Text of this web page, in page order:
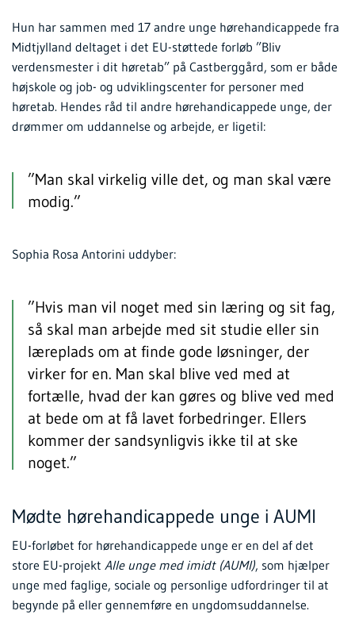
Hun har sammen med 17 andre unge hørehandicappede fra
Midtjylland deltaget i det EU-støttede forløb ”Bliv
verdensmester i dit høretab” på Castberggård, som er både
højskole og job- og udviklingscenter for personer med
høretab. Hendes råd til andre hørehandicappede unge, der
drømmer om uddannelse og arbejde, er ligetil:
”Man skal virkelig ville det, og man skal være
modig.”
Sophia Rosa Antorini uddyber:
”Hvis man vil noget med sin læring og sit fag,
så skal man arbejde med sit studie eller sin
læreplads om at finde gode løsninger, der
virker for en. Man skal blive ved med at
fortælle, hvad der kan gøres og blive ved med
at bede om at få lavet forbedringer. Ellers
kommer der sandsynligvis ikke til at ske
noget.”
Mødte hørehandicappede unge i AUMI
EU-forløbet for hørehandicappede unge er en del af det
store EU-projekt Alle unge med imidt (AUMI), som hjælper
unge med faglige, sociale og personlige udfordringer til at
begynde på eller gennemføre en ungdomsuddannelse.